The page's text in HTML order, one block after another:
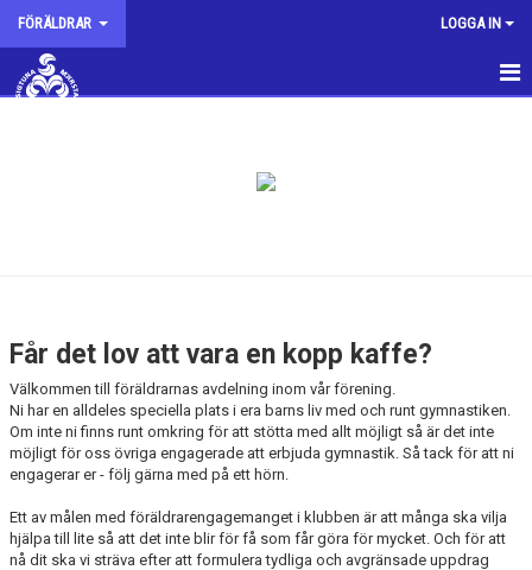
FÖRÄLDRAR LOGGA IN
MENTAL TRÄNING
FÖR TRUPPFÖRÄLDRAR
Får det lov att vara en kopp kaffe?
Välkommen till föräldrarnas avdelning inom vår förening.
Ni har en alldeles speciella plats i era barns liv med och runt gymnastiken.
Om inte ni finns runt omkring för att stötta med allt möjligt så är det inte
möjligt för oss övriga engagerade att erbjuda gymnastik. Så tack för att ni
engagerar er - följ gärna med på ett hörn.
Ett av målen med föräldrarengagemanget i klubben är att många ska vilja
hjälpa till lite så att det inte blir för få som får göra för mycket. Och för att
nå dit ska vi sträva efter att formulera tydliga och avgränsade uppdrag